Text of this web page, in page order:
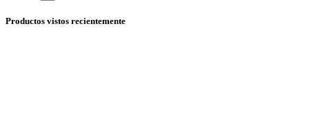
Productos vistos recientemente